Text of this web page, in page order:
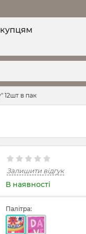
12шт в пак
Залишити відгук
В наявності
Палітра: